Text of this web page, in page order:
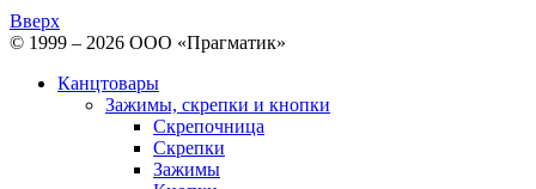
Вверх
© 1999 – 2026 ООО «Прагматик»
Канцтовары
Зажимы, скрепки и кнопки
Скрепочница
Скрепки
Зажимы